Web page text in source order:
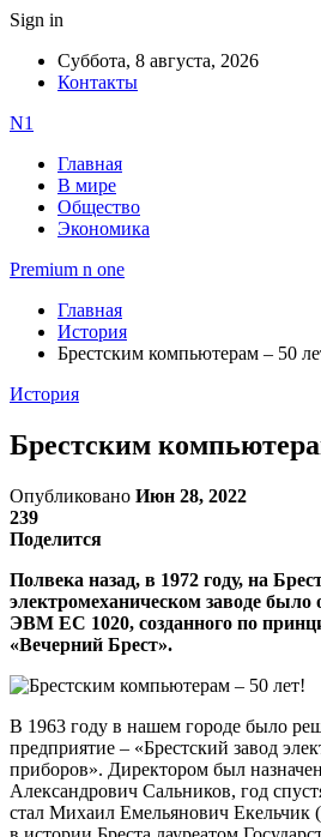
Sign in
Суббота, 8 августа, 2026
Контакты
N1
Главная
В мире
Общество
Экономика
Premium n one
Главная
История
Брестским компьютерам – 50
История
Брестским
Опубликовано Июн 28, 2022
239
Поделится
Полвека назад, в 1972 году, на
электромеханическом заводе было
ЭВМ ЕС 1020, созданного по
«Вечерний Брест».
В 1963 году в нашем городе было
предприятие – «Брестский завод
приборов». Директором был
Александрович Сальников, год
стал Михаил Емельянович Екельчик